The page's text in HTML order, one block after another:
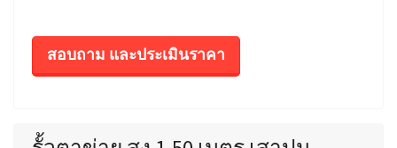
สอบถาม และประเมินราคา